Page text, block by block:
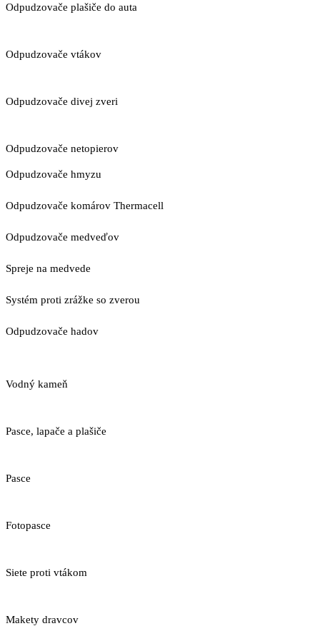
Odpudzovače plašiče do auta
Odpudzovače vtákov
Odpudzovače divej zveri
Odpudzovače netopierov
Odpudzovače hmyzu
Odpudzovače komárov Thermacell
Odpudzovače medveďov
Spreje na medvede
Systém proti zrážke so zverou
Odpudzovače hadov
Vodný kameň
Pasce, lapače a plašiče
Pasce
Fotopasce
Siete proti vtákom
Makety dravcov